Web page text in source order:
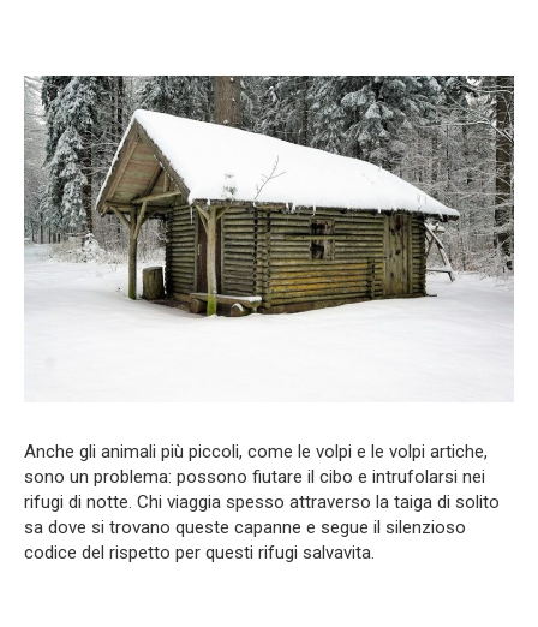
Anche gli animali più piccoli, come le volpi e le volpi artiche,
sono un problema: possono fiutare il cibo e intrufolarsi nei
rifugi di notte. Chi viaggia spesso attraverso la taiga di solito
sa dove si trovano queste capanne e segue il silenzioso
codice del rispetto per questi rifugi salvavita.